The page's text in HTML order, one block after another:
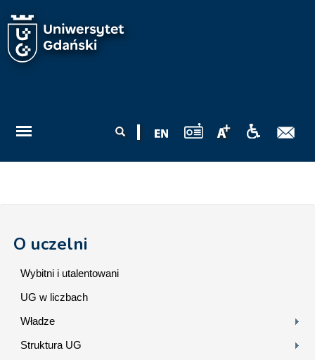
wyszukiwania
O uczelni
Wybitni i utalentowani
UG w liczbach
Władze
Struktura UG